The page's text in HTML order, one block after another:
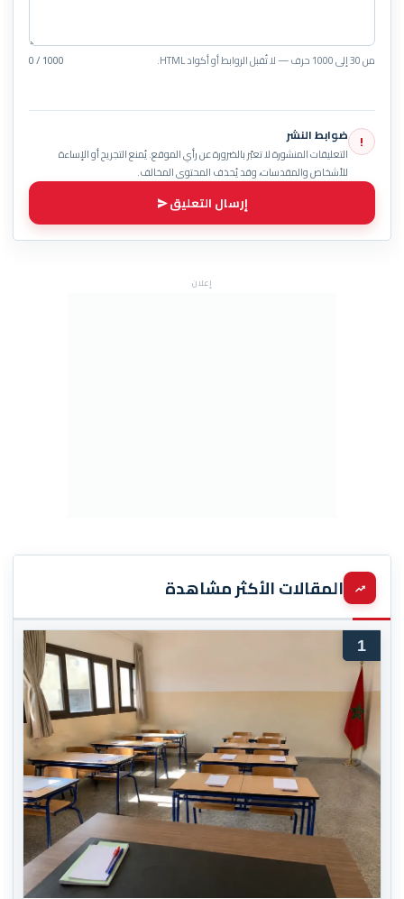
من 30 إلى 1000 حرف — لا تُقبل الروابط أو أكواد HTML. 0 / 1000
! ضوابط النشر
التعليقات المنشورة لا تعبّر بالضرورة عن رأي الموقع. يُمنع التجريح أو الإساءة
للأشخاص والمقدسات، وقد يُحذف المحتوى المخالف.
إرسال التعليق
إعلان
المقالات الأكثر مشاهدة
1